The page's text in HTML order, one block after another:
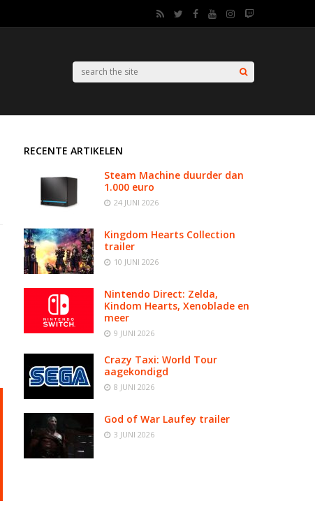
RECENTE ARTIKELEN
Steam Machine duurder dan
1.000 euro
24 JUNI 2026
Kingdom Hearts Collection
trailer
10 JUNI 2026
Nintendo Direct: Zelda,
Kindom Hearts, Xenoblade en
meer
9 JUNI 2026
Crazy Taxi: World Tour
aagekondigd
8 JUNI 2026
God of War Laufey trailer
3 JUNI 2026